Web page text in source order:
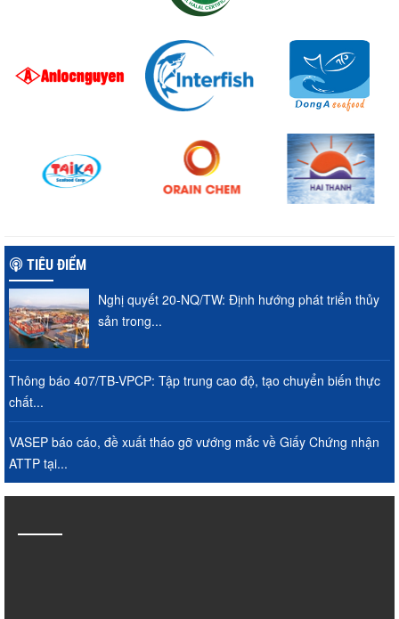
TIÊU ĐIỂM
Nghị quyết 20-NQ/TW: Định hướng phát triển thủy
sản trong...
Thông báo 407/TB-VPCP: Tập trung cao độ, tạo chuyển biến thực
chất...
VASEP báo cáo, đề xuất tháo gỡ vướng mắc về Giấy Chứng nhận
ATTP tại...